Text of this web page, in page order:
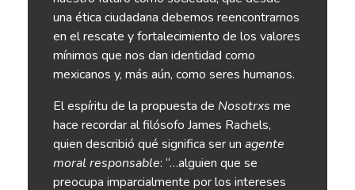
una ética ciudadana debemos reencontrarnos
en el rescate y fortalecimiento de los valores
mínimos que nos dan identidad como
mexicanos y, más aún, como seres humanos.
El espíritu de la propuesta de Nosotrxs me
hace recordar al filósofo James Rachels,
quien describió qué significa ser un agente
moral responsable: “…alguien que se
preocupa imparcialmente por los intereses